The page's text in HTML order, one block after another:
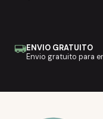
ENVIO GRATUITO
Envio gratuito para